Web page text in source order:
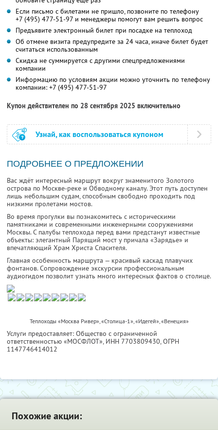
Если письмо с билетами не пришло, позвоните по телефону
+7 (495) 477-51-97 и менеджеры помогут вам решить вопрос
Предъявите электронный билет при посадке на теплоход
Об отмене визита предупредите за 24 часа, иначе билет будет
считаться использованным
Скидка не суммируется с другими спецпредложениями
компании
Информацию по условиям акции можно уточнить по телефону
компании: +7 (495) 477-51-97
Купон действителен по 28 сентября 2025 включительно
Узнай, как воспользоваться купоном
ПОДРОБНЕЕ О ПРЕДЛОЖЕНИИ
Вас ждёт интересный маршрут вокруг знаменитого Золотого
острова по Москве-реке и Обводному каналу. Этот путь доступен
лишь небольшим судам, способным свободно проходить под
низкими пролетами мостов.
Во время прогулки вы познакомитесь с историческими
памятниками и современными инженерными сооружениями
Москвы. С палубы теплохода перед вами предстанут известные
объекты: элегантный Парящий мост у причала «Зарядье» и
впечатляющий Храм Христа Спасителя.
Главная особенность маршрута — красивый каскад плавучих
фонтанов. Сопровождение экскурсии профессиональным
аудиогидом позволит узнать много интересных фактов о столице.
Теплоходы «Москва Ривер», «Столица-1», «Идегей», «Венеция»
Услуги предоставляет: Общество с ограниченной
ответственностью «МОСФЛОТ», ИНН 7703809430, ОГРН
1147746414012
Похожие акции: